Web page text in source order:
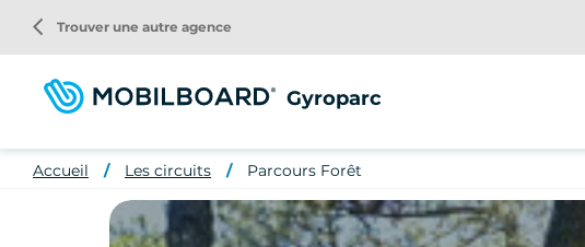
contenu
principal
Gyroparc
arrow_back_ios Trouver une autre agence
Accueil Les circuits Parcours Forêt